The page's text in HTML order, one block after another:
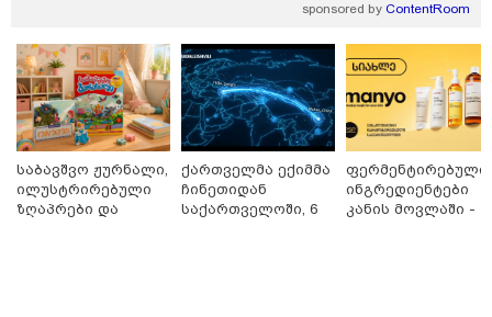
17:13 / 08-08-2026
"დასავლეთმა საქართველო ჩვენ წინააღმდეგ
გეოპოლიტიკური ბრძოლის უგუნურ იარაღად
გამოიყენა" - დიმიტრი მედვედევი
sponsored by ContentRoom
საბავშვო ჟურნალი,
ილუსტრირებული
ზღაპრები და
ქართველმა ექიმმა
ჩინეთიდან
საქართველოში, 6
ფერმენტირებული
ინგრედიენტები
კანის მოვლაში -